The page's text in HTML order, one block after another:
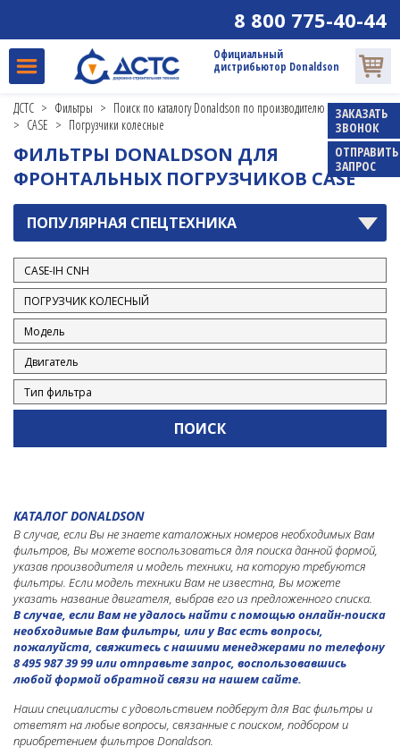
8 800 775-40-44
Официальный
дистрибьютор Donaldson
ЗАКАЗАТЬ
ЗВОНОК
ОТПРАВИТЬ
ЗАПРОС
ДСТС > Фильтры > Поиск по каталогу Donaldson по производителю и модели
> CASE > Погрузчики колесные
ФИЛЬТРЫ DONALDSON ДЛЯ
ФРОНТАЛЬНЫХ ПОГРУЗЧИКОВ CASE
ПОПУЛЯРНАЯ СПЕЦТЕХНИКА
ALLISON
ATLAS
BAUER
BOBCAT
BOMAG
CASE
Бульдозеры гусеничные
Генераторы
Двигатели
Катки
Миниэкскаватор
Погрузчики
Погрузчики колесные
Погрузчики с бортовым поворотом
Экскаваторы
Экскаваторы гусеничные
Экскаваторы колесные
Экскаваторы-погрузчики
CATERPILLAR
CHAMPION
CUMMINS
DEMAG
DEUTZ
КАТАЛОГ DONALDSON
В случае, если Вы не знаете каталожных номеров необходимых Вам
фильтров, Вы можете воспользоваться для поиска данной формой,
указав производителя и модель техники, на которую требуются
фильтры. Если модель техники Вам не известна, Вы можете
указать название двигателя, выбрав его из предложенного списка.
В случае, если Вам не удалось найти с помощью онлайн-поиска
необходимые Вам фильтры, или у Вас есть вопросы,
пожалуйста, свяжитесь с нашими менеджерами по телефону
8 495 987 39 99 или отправьте запрос, воспользовавшись
любой формой обратной связи на нашем сайте.
Наши специалисты с удовольствием подберут для Вас фильтры и
ответят на любые вопросы, связанные с поиском, подбором и
приобретением фильтров Donaldson.